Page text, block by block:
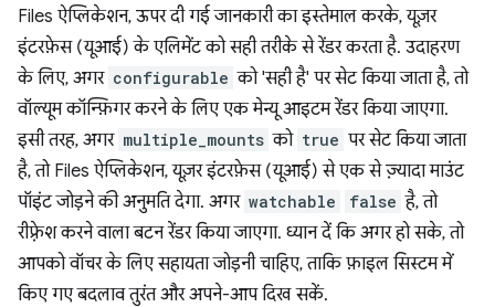
Files ऐप्लिकेशन, ऊपर दी गई जानकारी का इस्तेमाल करके, यूज़र
इंटरफ़ेस (यूआई) के एलिमेंट को सही तरीके से रेंडर करता है. उदाहरण
के लिए, अगर configurable को 'सही है' पर सेट किया जाता है, तो
वॉल्यूम कॉन्फ़िगर करने के लिए एक मेन्यू आइटम रेंडर किया जाएगा.
इसी तरह, अगर multiple_mounts को true पर सेट किया जाता
है, तो Files ऐप्लिकेशन, यूज़र इंटरफ़ेस (यूआई) से एक से ज़्यादा माउंट
पॉइंट जोड़ने की अनुमति देगा. अगर watchable false है, तो
रीफ़्रेश करने वाला बटन रेंडर किया जाएगा. ध्यान दें कि अगर हो सके, तो
आपको वॉचर के लिए सहायता जोड़नी चाहिए, ताकि फ़ाइल सिस्टम में
किए गए बदलाव तुरंत और अपने-आप दिख सकें.